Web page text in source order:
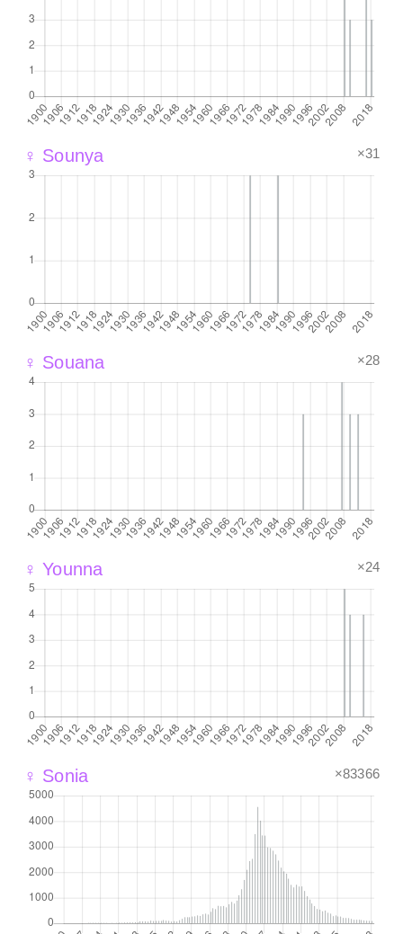
♀ Sounya ×31
♀ Souana ×28
♀ Younna ×24
♀ Sonia ×83366